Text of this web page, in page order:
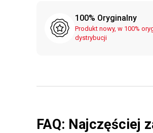
100% Oryginalny
Produkt nowy, w 100%
dystrybucji
FAQ: Najczęściej